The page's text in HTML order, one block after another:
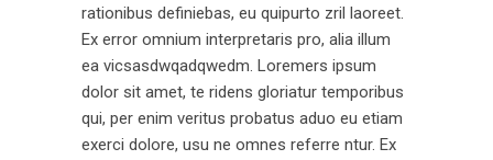
rationibus definiebas, eu quipurto zril laoreet.
Ex error omnium interpretaris pro, alia illum
ea vicsasdwqadqwedm. Loremers ipsum
dolor sit amet, te ridens gloriatur temporibus
qui, per enim veritus probatus aduo eu etiam
exerci dolore, usu ne omnes referre ntur. Ex